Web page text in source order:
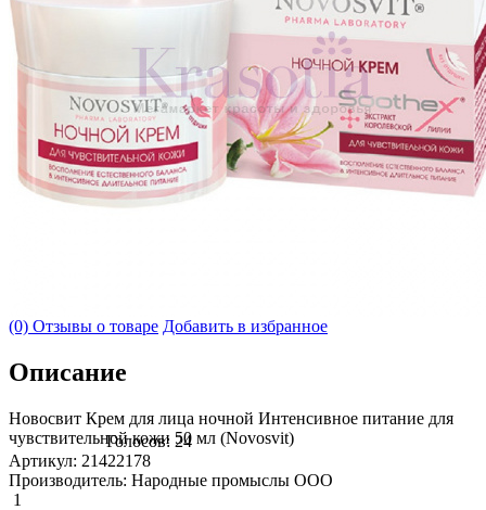
(0) Отзывы о товаре Добавить в избранное
Описание
Новосвит Крем для лица ночной Интенсивное питание для
чувствительной кожи 50 мл (Novosvit)
Голосов: 24
Артикул: 21422178
Производитель: Народные промыслы ООО
1